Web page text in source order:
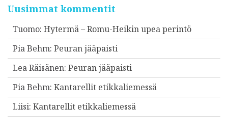
Uusimmat kommentit
Tuomo: Hytermä – Romu-Heikin upea perintö
Pia Behm: Peuran jääpaisti
Lea Räisänen: Peuran jääpaisti
Pia Behm: Kantarellit etikkaliemessä
Liisi: Kantarellit etikkaliemessä